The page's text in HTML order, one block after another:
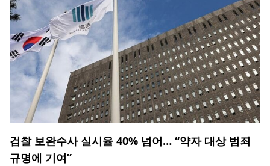
검찰 보완수사 실시율 40% 넘어… “약자 대상 범죄
규명에 기여”